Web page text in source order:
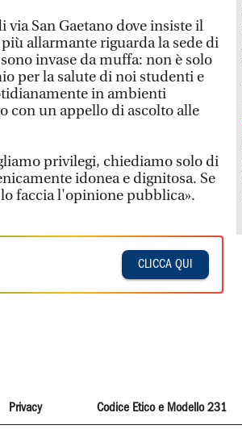
San Gaetano dove insiste il
allarmante riguarda la sede di
invase da muffa: non è solo
per la salute di noi studenti e
in ambienti
con un appello di ascolto alle
privilegi, chiediamo solo di
idonea e dignitosa. Se
faccia l'opinione pubblica».
CLICCA QUI
Privacy Codice Etico e Modello 231